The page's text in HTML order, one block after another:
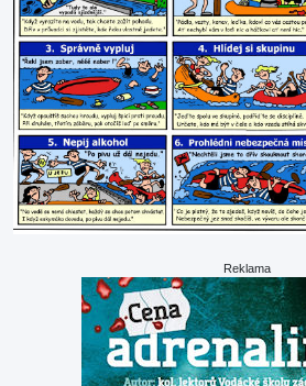
Reklama